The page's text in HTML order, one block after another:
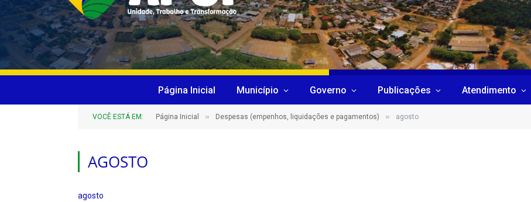
Página Inicial Município Governo Publicações Atendimento
VOCÊ ESTÁ EM: Página Inicial » Despesas (empenhos, liquidações e pagamentos) » agosto
AGOSTO
agosto